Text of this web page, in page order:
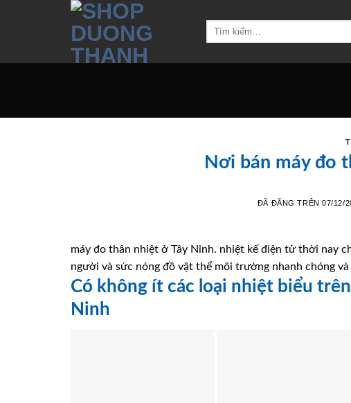
Tìm
Nơi bán máy đo
ĐÃ ĐĂNG TRÊN07/12/
máy đo thân nhiệt ở Tây Ninh. nhiệt kế điện tử thời nay
người và sức nóng đồ vật thể môi trường nhanh chóng
Có không ít các loại nhiệt biểu
Ninh